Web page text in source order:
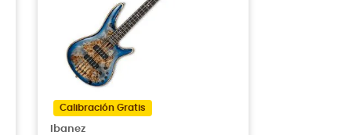
Calibración Gratis
Ibanez